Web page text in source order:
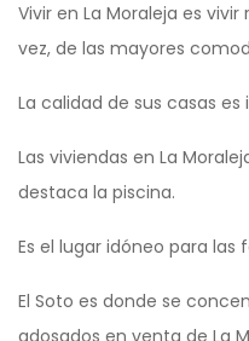
Vivir en La Moraleja es
vez, de las mayores
La calidad de sus casas es
Las viviendas en La
destaca la piscina.
Es el lugar idóneo para las
El Soto es donde se